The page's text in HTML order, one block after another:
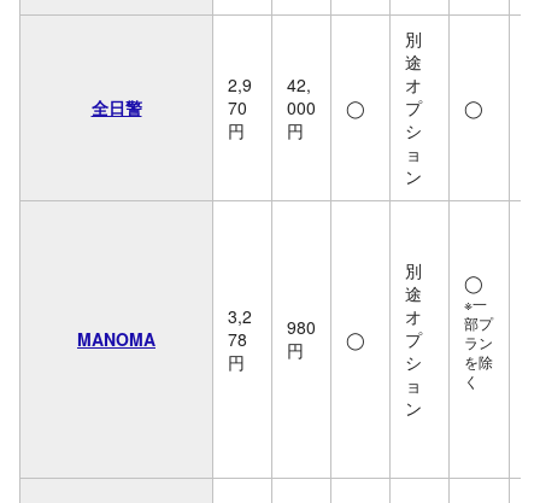
全日警
2,9
70
円
42,
000
円
◯
別
途
オ
プ
シ
ョ
ン
◯
MANOMA
3,2
78
円
980
円
◯
別
途
オ
プ
シ
ョ
ン
◯
※一
部プ
ラン
を除
く